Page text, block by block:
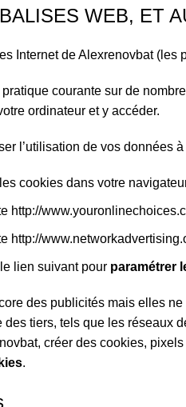
WEB, ET
Internet de Alexrenovbat (les
pratique courante sur de
ordinateur et y accéder.
l’utilisation de vos données
cookies dans votre
http://
http://
lien suivant pour paramétrer
des publicités mais elles
des tiers, tels que les réseaux
créer des cookies,
.